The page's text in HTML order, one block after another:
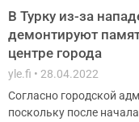
В Турку из-за
демонтируют
центре города
yle.fi
28.04.2022
Согласно городской
поскольку после